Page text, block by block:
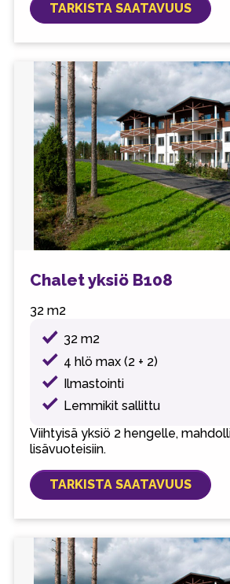
TARKISTA SAATAVUUS
Chalet yksiö B108
32 m2
32 m2
4 hlö max (2 + 2)
Ilmastointi
Lemmikit sallittu
Viihtyisä yksiö 2 hengelle,
lisävuoteisiin.
TARKISTA SAATAVUUS